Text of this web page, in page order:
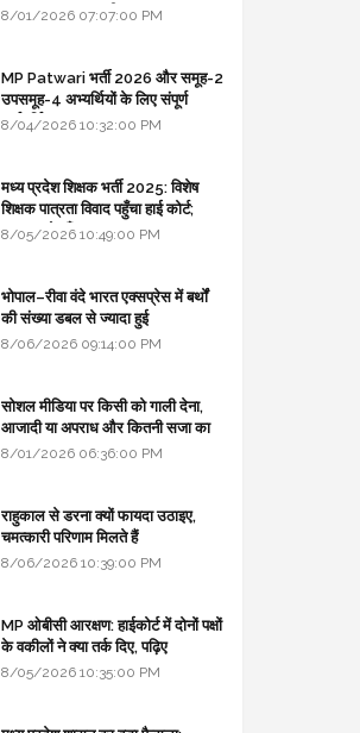
सरकार का बड़ा स्पष्टीकरण
8/01/2026 07:07:00 PM
MP Patwari भर्ती 2026 और समूह-2
उपसमूह-4 अभ्यर्थियों के लिए संपूर्ण
मार्गदर्शिका
8/04/2026 10:32:00 PM
मध्य प्रदेश शिक्षक भर्ती 2025: विशेष
शिक्षक पात्रता विवाद पहुँचा हाई कोर्ट;
सरकार से माँगा जवाब
8/05/2026 10:49:00 PM
भोपाल–रीवा वंदे भारत एक्सप्रेस में बर्थों
की संख्या डबल से ज्यादा हुई
8/06/2026 09:14:00 PM
सोशल मीडिया पर किसी को गाली देना,
आजादी या अपराध और कितनी सजा का
प्रावधान - free legal advice
8/01/2026 06:36:00 PM
राहुकाल से डरना क्यों फायदा उठाइए,
चमत्कारी परिणाम मिलते हैं
8/06/2026 10:39:00 PM
MP ओबीसी आरक्षण: हाईकोर्ट में दोनों पक्षों
के वकीलों ने क्या तर्क दिए, पढ़िए
8/05/2026 10:35:00 PM